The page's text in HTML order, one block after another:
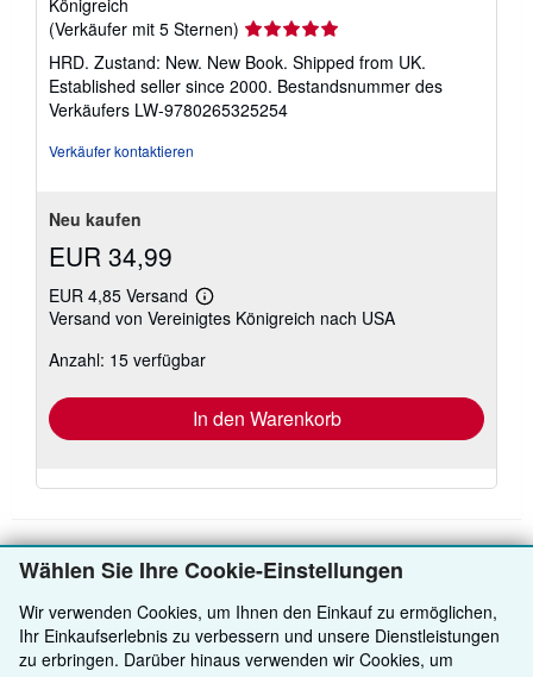
Wählen Sie Ihre Cookie-Einstellungen
Wir verwenden Cookies, um Ihnen den Einkauf zu ermöglichen,
Ihr Einkaufserlebnis zu verbessern und unsere Dienstleistungen
zu erbringen. Darüber hinaus verwenden wir Cookies, um
Königreich
(Verkäufer mit 5 Sternen) Verkäuferbewertung
5
von
5
Sternen
HRD. Zustand: New. New Book. Shipped from UK.
Established seller since 2000. Bestandsnummer des
Verkäufers LW-9780265325254
Verkäufer kontaktieren
Neu kaufen
EUR 34,99
EUR 4,85 Versand
Weitere
Informationen
Versandkosten
Versand von Vereinigtes Königreich nach USA
Anzahl: 15 verfügbar
In den Warenkorb
Kaufen